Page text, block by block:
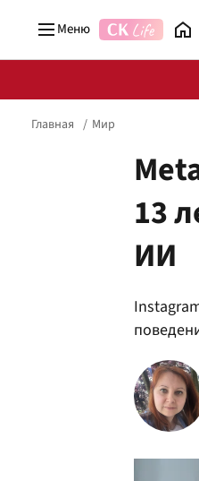
Меню
Стоп Политической Коррупции
Главная Мир
13
ИИ